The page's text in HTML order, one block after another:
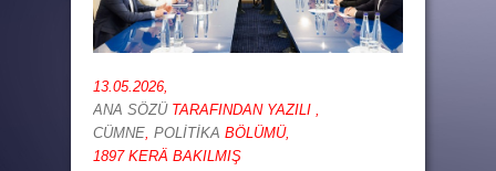
13.05.2026,
ANA SÖZÜTARAFINDAN YAZILI ,
CÜMNE POLİTİKA BÖLÜMÜ,
1897 KERÄ BAKILMIŞ